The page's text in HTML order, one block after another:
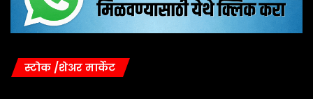
स्टोक /शेअर मार्केट